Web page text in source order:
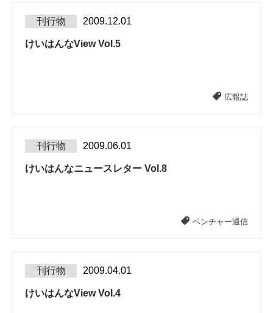
刊行物 2009.12.01
けいはんなView Vol.5
広報誌
刊行物 2009.06.01
けいはんなニュースレター Vol.8
ベンチャー通信
刊行物 2009.04.01
けいはんなView Vol.4